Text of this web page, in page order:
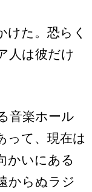
た。恐らく
人は彼だけ
音楽ホール
って、現在は
かいにある
からぬラジ